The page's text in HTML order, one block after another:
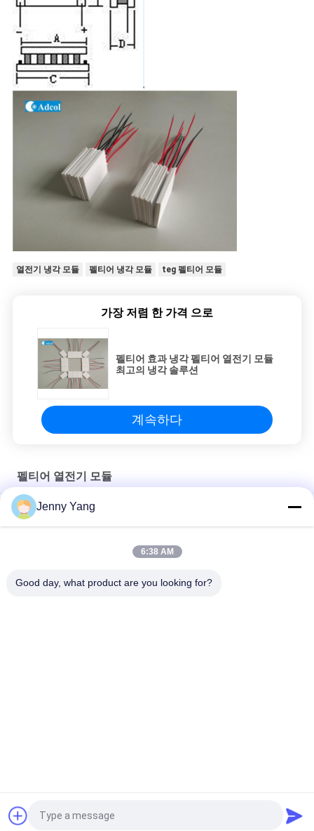
열전기 냉각 모듈 펠티어 냉각 모듈 teg 펠티어 모듈
가장 저렴 한 가격 으로
펠티어 효과 냉각 펠티어 열전기 모듈
최고의 냉각 솔루션
계속하다
펠티어 열전기 모듈
펠티어 효과 냉각 펠티어 열전기 모듈 최고의 냉각 솔루션
Jenny Yang
6:38 AM
Good day, what product are you looking for?